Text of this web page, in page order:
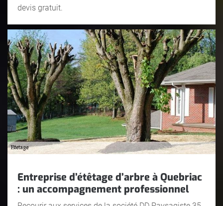
devis gratuit.
Entreprise d’étêtage d’arbre à Quebriac
: un accompagnement professionnel